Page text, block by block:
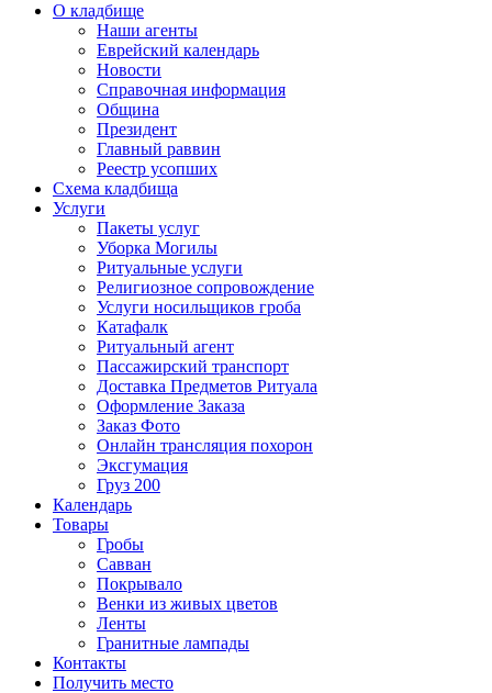
О кладбище
Наши агенты
Еврейский календарь
Новости
Справочная информация
Община
Президент
Главный раввин
Реестр усопших
Схема кладбища
Услуги
Пакеты услуг
Уборка Могилы
Ритуальные услуги
Религиозное сопровождение
Услуги носильщиков гроба
Катафалк
Ритуальный агент
Пассажирский транспорт
Доставка Предметов Ритуала
Оформление Заказа
Заказ Фото
Онлайн трансляция похорон
Эксгумация
Груз 200
Календарь
Товары
Гробы
Савван
Покрывало
Венки из живых цветов
Ленты
Гранитные лампады
Контакты
Получить место